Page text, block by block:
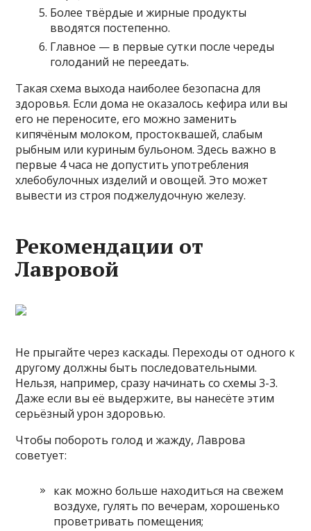
Более твёрдые и жирные продукты
вводятся постепенно.
Главное — в первые сутки после череды
голоданий не переедать.
Такая схема выхода наиболее безопасна для
здоровья. Если дома не оказалось кефира или вы
его не переносите, его можно заменить
кипячёным молоком, простоквашей, слабым
рыбным или куриным бульоном. Здесь важно в
первые 4 часа не допустить употребления
хлебобулочных изделий и овощей. Это может
вывести из строя поджелудочную железу.
Рекомендации от
Лавровой
Не прыгайте через каскады. Переходы от одного к
другому должны быть последовательными.
Нельзя, например, сразу начинать со схемы 3-3.
Даже если вы её выдержите, вы нанесёте этим
серьёзный урон здоровью.
Чтобы побороть голод и жажду, Лаврова
советует:
как можно больше находиться на свежем
воздухе, гулять по вечерам, хорошенько
проветривать помещения;